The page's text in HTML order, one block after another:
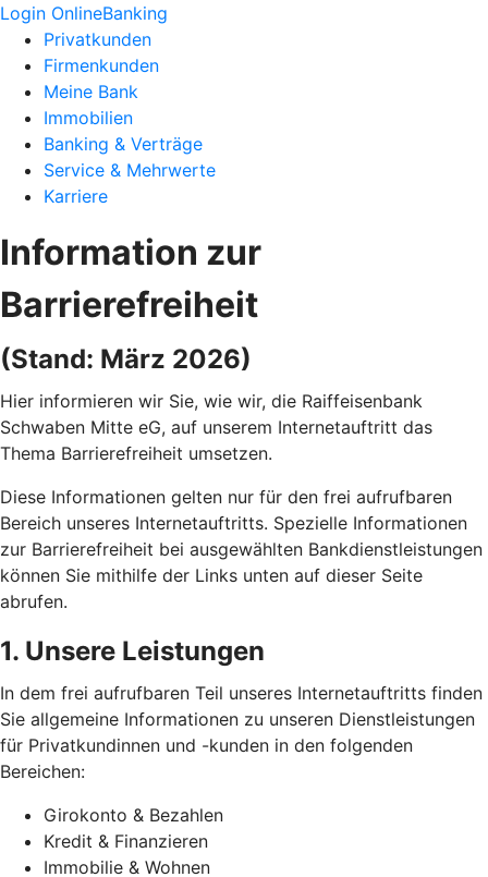
Login OnlineBanking
Privatkunden
Firmenkunden
Meine Bank
Immobilien
Banking & Verträge
Service & Mehrwerte
Karriere
Information zur
Barrierefreiheit
(Stand: März 2026)
Hier informieren wir Sie, wie wir, die Raiffeisenbank
Schwaben Mitte eG, auf unserem Internetauftritt das
Thema Barrierefreiheit umsetzen.
Diese Informationen gelten nur für den frei aufrufbaren
Bereich unseres Internetauftritts. Spezielle Informationen
zur Barrierefreiheit bei ausgewählten Bankdienstleistungen
können Sie mithilfe der Links unten auf dieser Seite
abrufen.
1. Unsere Leistungen
In dem frei aufrufbaren Teil unseres Internetauftritts finden
Sie allgemeine Informationen zu unseren Dienstleistungen
für Privatkundinnen und -kunden in den folgenden
Bereichen:
Girokonto & Bezahlen
Kredit & Finanzieren
Immobilie & Wohnen